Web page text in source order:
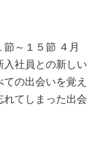
節～１５節 ４月
入社員との新しい
の出会いを覚え
てしまった出会